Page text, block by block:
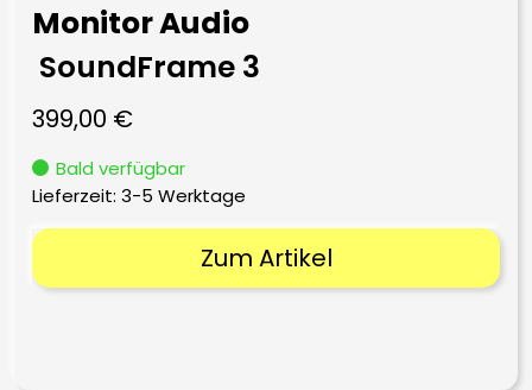
Monitor Audio
SoundFrame 3
399,00 €
Bald verfügbar
Lieferzeit: 3-5 Werktage
Zum Artikel